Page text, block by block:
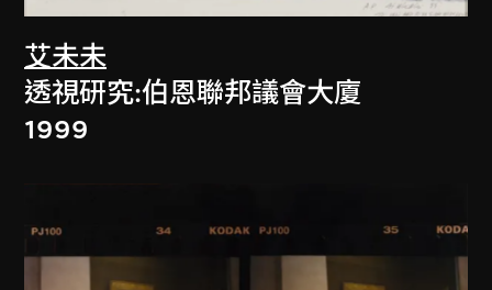
艾未未
透視研究:伯恩聯邦議會大廈
1999